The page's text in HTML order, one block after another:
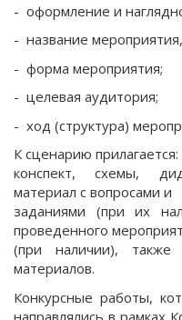
- оформление и
- название
- форма мероприятия;
- целевая аудитория;
- ход (структура)
К сценарию
конспект, схемы,
материал с вопросами и
заданиями (при их
проведенного
(при наличии),
материалов.
Конкурсные работы,
направлялись в рамках